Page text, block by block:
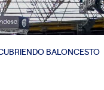
BALONCESTO